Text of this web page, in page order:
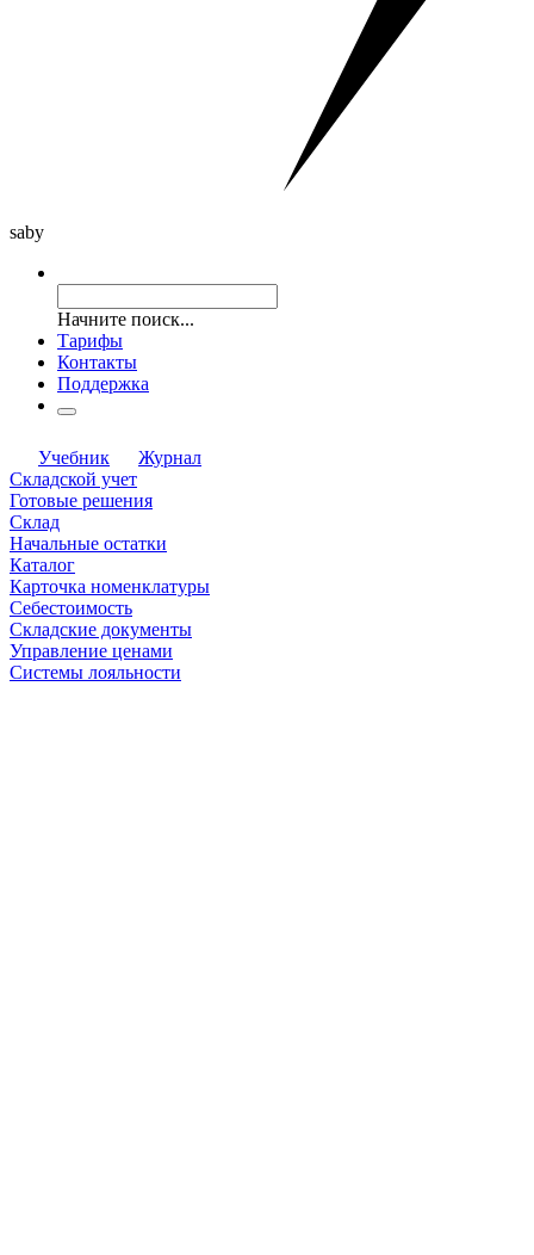
saby
Начните поиск...
Тарифы
Контакты
Поддержка
Учебник
Журнал
Складской учет
Готовые решения
Склад
Начальные остатки
Каталог
Карточка номенклатуры
Себестоимость
Складские документы
Управление ценами
Системы лояльности